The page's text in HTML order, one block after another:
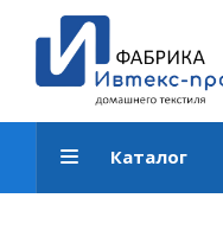
Каталог